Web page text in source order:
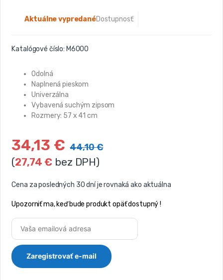
Dostupnosť:
Aktuálne vypredané
Katalógové číslo: M6000
Odolná
Naplnená pieskom
Univerzálna
Vybavená suchým zipsom
Rozmery: 57 x 41 cm
34,13 € 44,10€
(27,74€ bez DPH)
Cena za posledných 30 dní je rovnaká ako aktuálna
Upozorniť ma, keď bude produkt opäť dostupný !